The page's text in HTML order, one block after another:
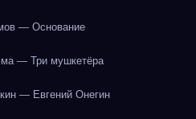
— Основание
— Три мушкетёра
— Евгений Онегин